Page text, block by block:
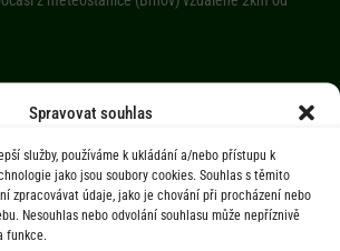
Spravovat souhlas
služby, používáme k ukládání a/nebo přístupu k
jako jsou soubory cookies. Souhlas s těmito
zpracovávat údaje, jako je chování při procházení nebo
Nesouhlas nebo odvolání souhlasu může nepříznivě
funkce.
Úřad
Úřední deska
Obec